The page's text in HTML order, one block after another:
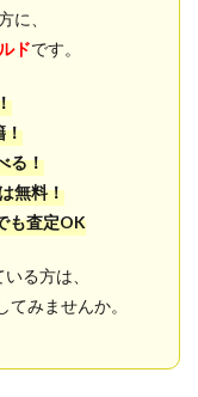
に、
ドです。
！
る！
無料！
も査定OK
る方は、
みませんか。